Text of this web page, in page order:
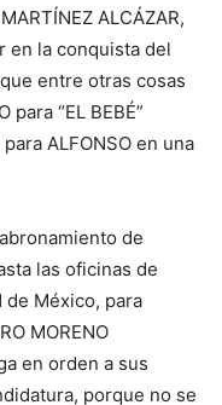
ALCÁZAR,
en la conquista del
entre otras cosas
“EL BEBÉ”
ALFONSO en una
de
las oficinas de
México, para
MORENO
en orden a sus
porque no se